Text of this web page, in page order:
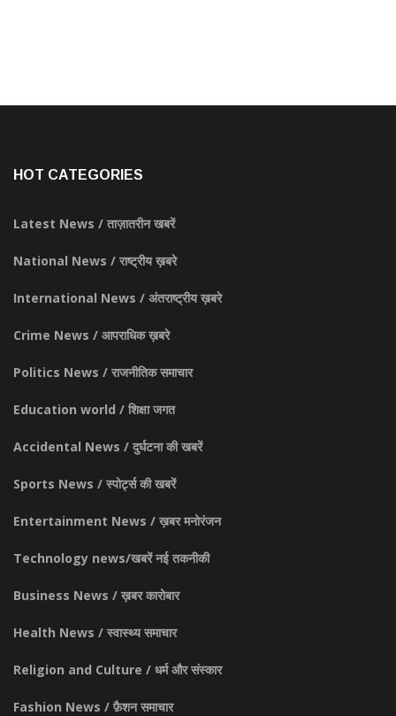
HOT CATEGORIES
Latest News / ताज़ातरीन खबरें
National News / राष्ट्रीय ख़बरे
International News / अंतराष्ट्रीय ख़बरे
Crime News / आपराधिक ख़बरे
Politics News / राजनीतिक समाचार
Education world / शिक्षा जगत
Accidental News / दुर्घटना की खबरें
Sports News / स्पोर्ट्स की खबरें
Entertainment News / ख़बर मनोरंजन
Technology news/खबरें नई तकनीकी
Business News / ख़बर कारोबार
Health News / स्वास्थ्य समाचार
Religion and Culture / धर्म और संस्कार
Fashion News / फ़ैशन समाचार